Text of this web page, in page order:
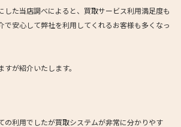
した当店調べによると、買取サービス利用満足度も
で安心して弊社を利用してくれるお客様も多くなっ
が紹介いたします。
利用でしたが買取システムが非常に分かりやす